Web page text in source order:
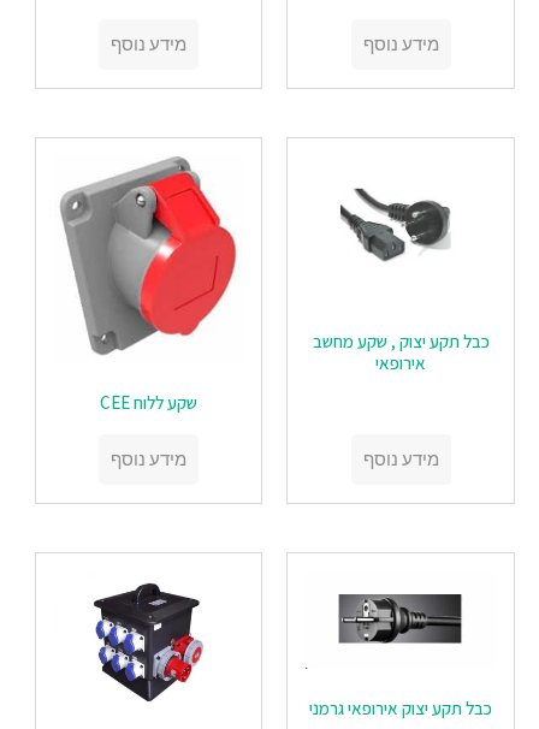
מידע נוסף מידע נוסף
כבל תקע יצוק , שקע מחשב
אירופאי
מידע נוסף
שקע ללוח CEE
מידע נוסף
כבל תקע יצוק אירופאי גרמני